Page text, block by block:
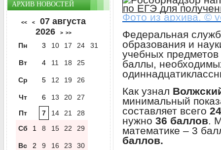
Фото из архива. ©
Федеральная
образования и
учебных
баллы,
Как узнал
минимальный
составляет всего
нужно 36 баллов.
математике – 3
баллов.
АРХИВ НОВОСТЕЙ
<< <
07 августа
2026
> >>
Пн 3 10 17 24 31
Вт 4 11 18 25
Ср 5 12 19 26
Чт 6 13 20
27
Пт
7 14 21
28
Сб
1 8 15 22 29
Вс 2 9 16 23 30